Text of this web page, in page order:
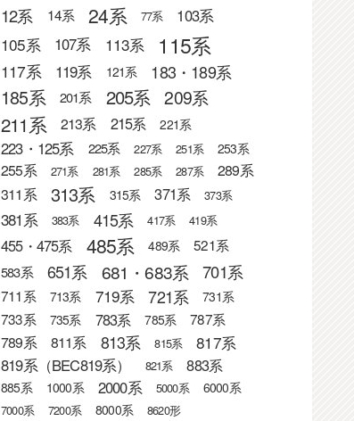
12系 14系 24系 77系 103系
105系 107系 113系 115系
117系 119系 121系 183・189系
185系 201系 205系 209系
211系 213系 215系 221系
223・125系 225系 227系 251系 253系
255系 271系 281系 285系 287系
289系
311系
313系 315系 371系 373系
381系 383系 415系 417系 419系
455・475系 485系 489系 521系
583系 651系 681・683系 701系
711系 713系 719系 721系 731系
733系 735系 783系 785系 787系
789系 811系 813系 815系 817系
819系（BEC819系） 821系 883系
885系 1000系 2000系 5000系 6000系
7000系 7200系 8000系
8620形